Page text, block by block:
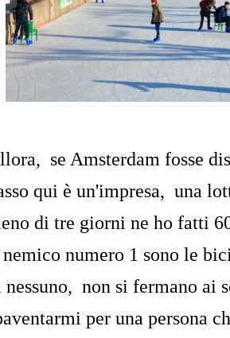
se Amsterdam fosse
qui è un'impresa, una
di tre giorni ne ho fatti
numero 1 sono le
nessuno, non si fermano ai
per una persona